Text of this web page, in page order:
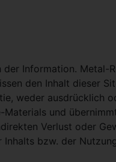
der Information. Metal-
den Inhalt dieser
weder ausdrücklich
und
Verlust oder
bzw. der